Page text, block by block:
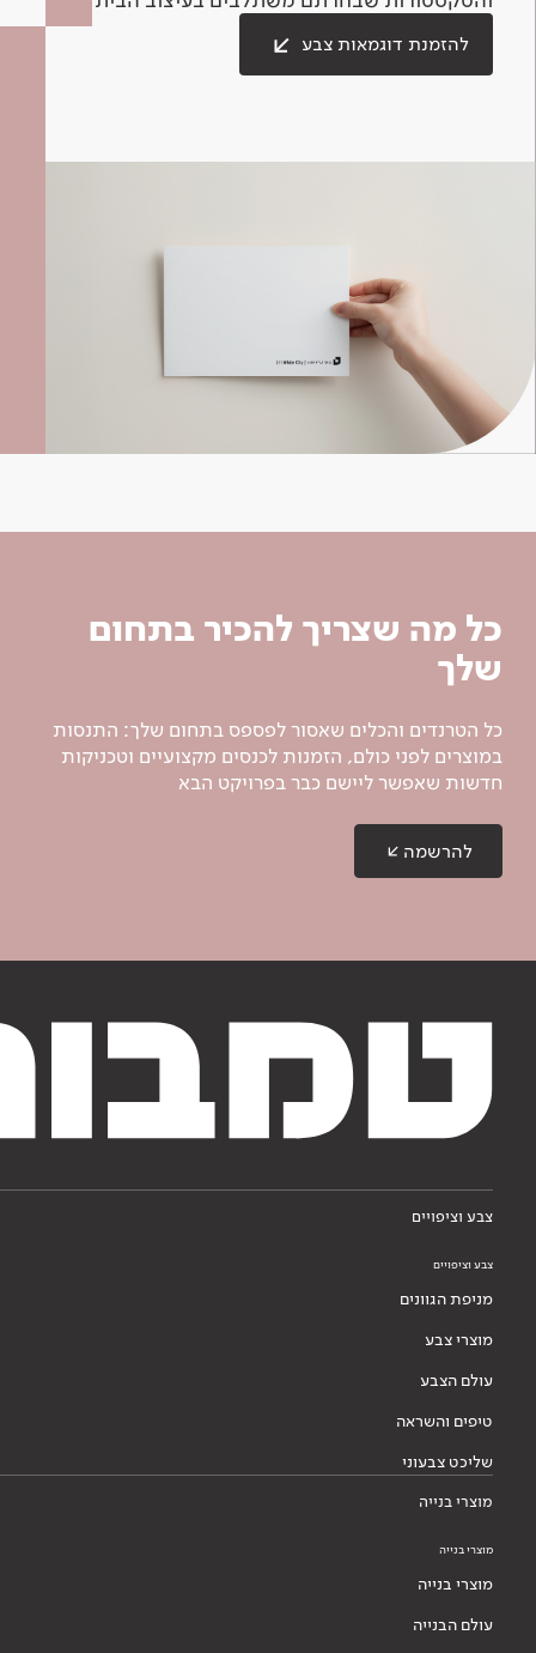
להזמנת דוגמאות צבע
כל מה שצריך להכיר בתחום
שלך
כל הטרנדים והכלים שאסור לפספס בתחום שלך: התנסות
במוצרים לפני כולם, הזמנות לכנסים מקצועיים וטכניקות
חדשות שאפשר ליישם כבר בפרויקט הבא
להרשמה
צבע וציפויים
צבע וציפויים
מניפת הגוונים
מוצרי צבע
עולם הצבע
טיפים והשראה
שליכט צבעוני
מוצרי בנייה
מוצרי בנייה
מוצרי בנייה
עולם הבנייה